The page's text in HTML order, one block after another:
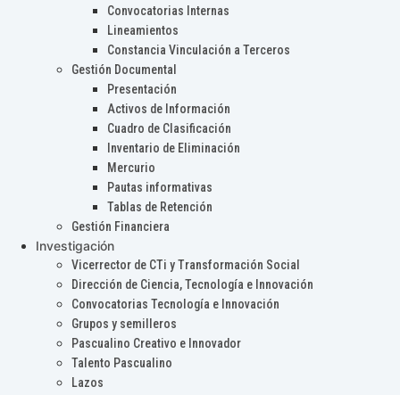
Convocatorias Internas
Lineamientos
Constancia Vinculación a Terceros
Gestión Documental
Presentación
Activos de Información
Cuadro de Clasificación
Inventario de Eliminación
Mercurio
Pautas informativas
Tablas de Retención
Gestión Financiera
Investigación
Vicerrector de CTi y Transformación Social
Dirección de Ciencia, Tecnología e Innovación
Convocatorias Tecnología e Innovación
Grupos y semilleros
Pascualino Creativo e Innovador
Talento Pascualino
Lazos